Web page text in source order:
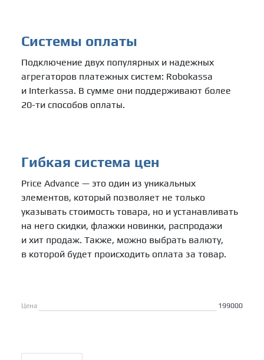
Системы оплаты
Подключение двух популярных и надежных
агрегаторов платежных систем: Robokassa
и Interkassa. В сумме они поддерживают более
20-ти способов оплаты.
Гибкая система цен
Price Advance — это один из уникальных
элементов, который позволяет не только
указывать стоимость товара, но и устанавливать
на него скидки, флажки новинки, распродажи
и хит продаж. Также, можно выбрать валюту,
в которой будет происходить оплата за товар.
Цена 199000